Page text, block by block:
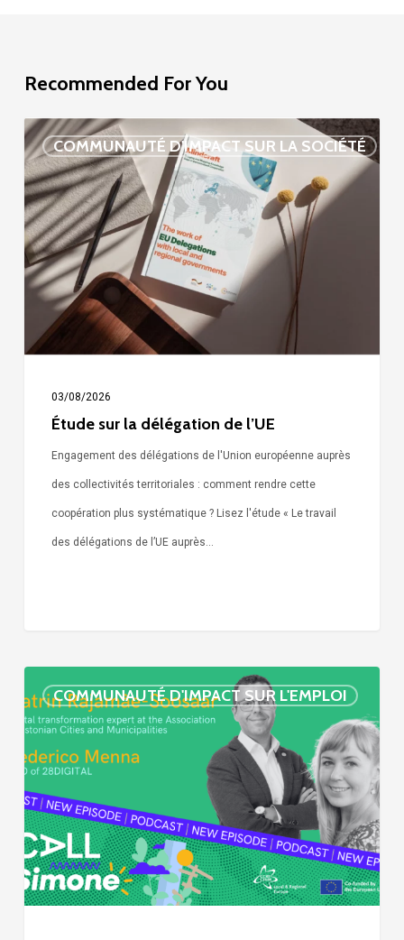
Recommended For You
COMMUNAUTÉ D'IMPACT SUR LA SOCIÉTÉ
Étude
sur
la
délégation
de
l’UE
03/08/2026
Étude sur la délégation de l’UE
Engagement des délégations de l'Union européenne auprès
des collectivités territoriales : comment rendre cette
coopération plus systématique ? Lisez l'étude « Le travail
des délégations de l’UE auprès…
COMMUNAUTÉ D'IMPACT SUR L'EMPLOI
Simone »
épisode
:
villes
et
numérisation